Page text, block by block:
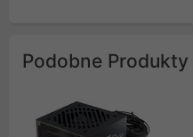
Podobne Produkty